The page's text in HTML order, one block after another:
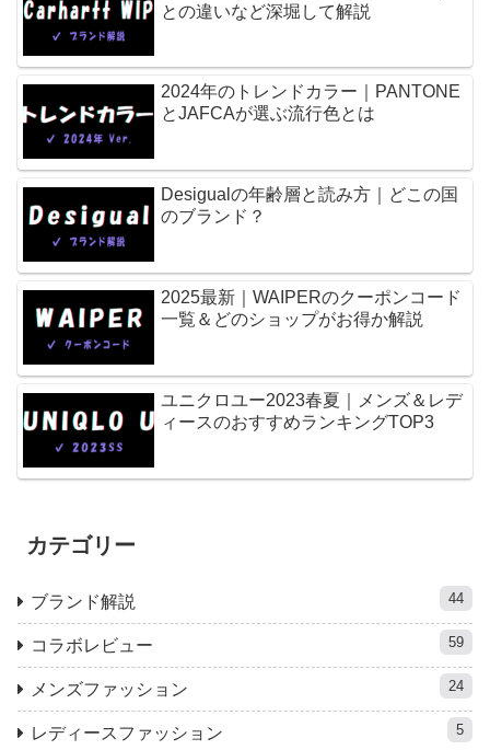
との違いなど深堀して解説
2024年のトレンドカラー｜PANTONE
とJAFCAが選ぶ流行色とは
Desigualの年齢層と読み方｜どこの国
のブランド？
2025最新｜WAIPERのクーポンコード
一覧＆どのショップがお得か解説
ユニクロユー2023春夏｜メンズ＆レデ
ィースのおすすめランキングTOP3
カテゴリー
ブランド解説 44
コラボレビュー 59
メンズファッション 24
レディースファッション 5